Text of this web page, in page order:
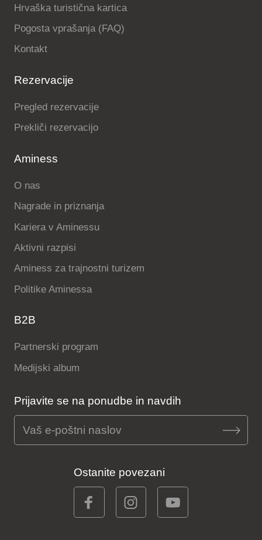
Hrvaška turistična kartica
Pogosta vprašanja (FAQ)
Kontakt
Rezervacije
Pregled rezervacije
Prekliči rezervacijo
Aminess
O nas
Nagrade in priznanja
Kariera v Aminessu
Aktivni razpisi
Aminess za trajnostni turizem
Politike Aminessa
B2B
Partnerski program
Medijski album
Prijavite se na ponudbe in navdih
Ostanite povezani